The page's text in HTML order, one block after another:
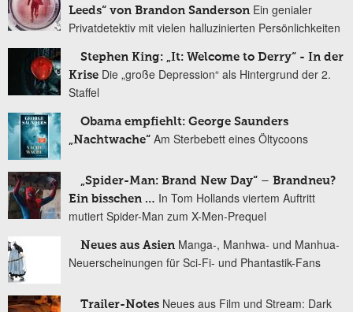
Leeds“ von Brandon Sanderson Ein genialer
Privatdetektiv mit vielen halluzinierten Persönlichkeiten
Stephen King: „It: Welcome to Derry“ - In der
Krise Die „große Depression“ als Hintergrund der 2.
Staffel
Obama empfiehlt: George Saunders
„Nachtwache“ Am Sterbebett eines Öltycoons
„Spider-Man: Brand New Day“ – Brandneu?
Ein bisschen … In Tom Hollands viertem Auftritt
mutiert Spider-Man zum X-Men-Prequel
Neues aus Asien Manga-, Manhwa- und Manhua-
Neuerscheinungen für Sci-Fi- und Phantastik-Fans
Trailer-Notes Neues aus Film und Stream: Dark